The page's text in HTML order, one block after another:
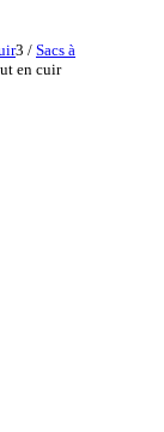
3 / Sacs à
en cuir